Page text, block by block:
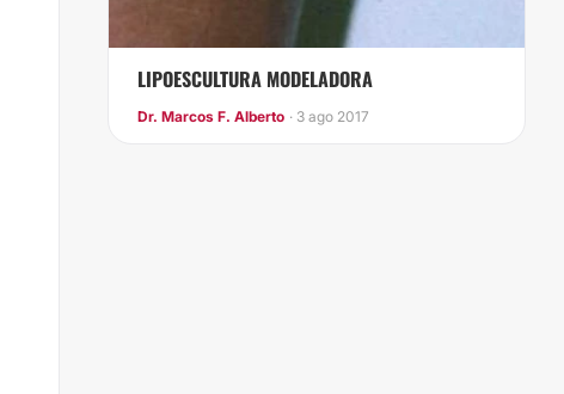
LIPOESCULTURA MODELADORA
Dr. Marcos F. Alberto · 3 ago 2017